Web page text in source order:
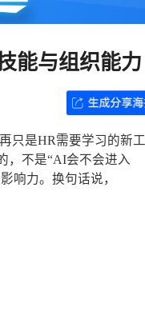
能与组织能力
只是HR需要学习的新工
，不是“AI会不会进入
响力。换句话说，